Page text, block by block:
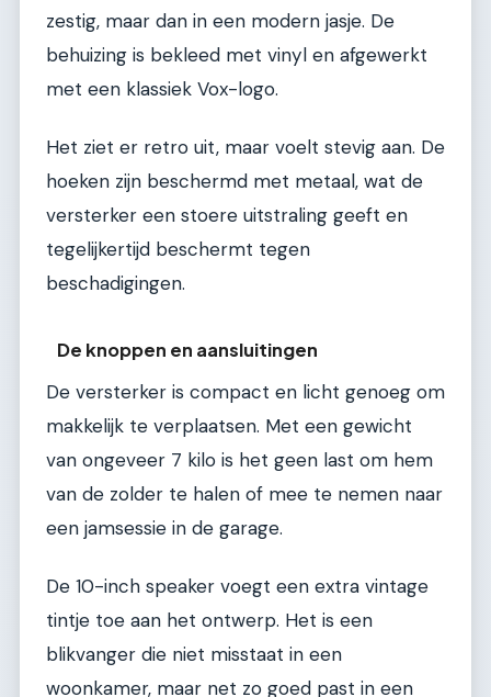
zestig, maar dan in een modern jasje. De
behuizing is bekleed met vinyl en afgewerkt
met een klassiek Vox-logo.
Het ziet er retro uit, maar voelt stevig aan. De
hoeken zijn beschermd met metaal, wat de
versterker een stoere uitstraling geeft en
tegelijkertijd beschermt tegen
beschadigingen.
De knoppen en aansluitingen
De versterker is compact en licht genoeg om
makkelijk te verplaatsen. Met een gewicht
van ongeveer 7 kilo is het geen last om hem
van de zolder te halen of mee te nemen naar
een jamsessie in de garage.
De 10-inch speaker voegt een extra vintage
tintje toe aan het ontwerp. Het is een
blikvanger die niet misstaat in een
woonkamer, maar net zo goed past in een